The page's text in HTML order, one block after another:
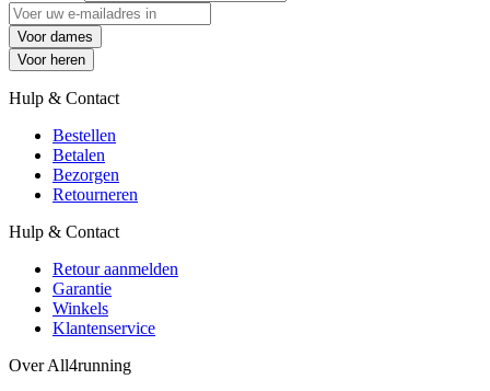
Voor dames
Voor heren
Hulp & Contact
Bestellen
Betalen
Bezorgen
Retourneren
Hulp & Contact
Retour aanmelden
Garantie
Winkels
Klantenservice
Over All4running